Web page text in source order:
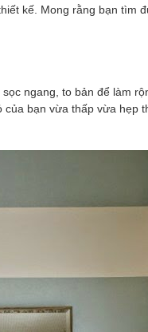
kế. Mong rằng bạn tìm
ngang, to bản để làm
bạn vừa thấp vừa hẹp